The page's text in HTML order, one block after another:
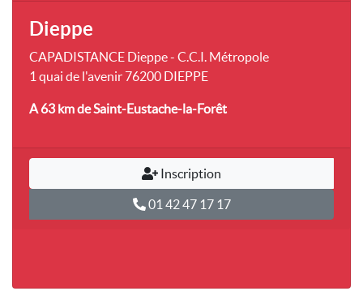
Dieppe
CAPADISTANCE Dieppe - C.C.I. Métropole
1 quai de l'avenir 76200 DIEPPE
A 63 kmde Saint-Eustache-la-Forêt
Inscription
01 42 47 17 17